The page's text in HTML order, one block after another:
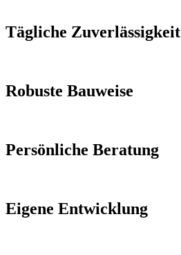
Tägliche Zuverlässigkeit
Robuste Bauweise
Persönliche Beratung
Eigene Entwicklung